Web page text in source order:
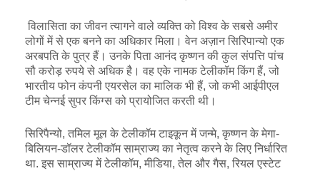
विलासिता का जीवन त्यागने वाले व्यक्ति को विश्व के सबसे अमीर
लोगों में से एक बनने का अधिकार मिला। वेन अज़ान सिरिपान्यो एक
अरबपति के पुत्र हैं। उनके पिता आनंद कृष्णन की कुल संपत्ति पांच
सौ करोड़ रुपये से अधिक है। वह एके नामक टेलीकॉम किंग हैं, जो
भारतीय फोन कंपनी एयरसेल का मालिक भी हैं, जो कभी आईपीएल
टीम चेन्नई सुपर किंग्स को प्रायोजित करती थी।
सिरिपैन्यो, तमिल मूल के टेलीकॉम टाइकून में जन्मे, कृष्णन के मेगा-
बिलियन-डॉलर टेलीकॉम साम्राज्य का नेतृत्व करने के लिए निर्धारित
था. इस साम्राज्य में टेलीकॉम, मीडिया, तेल और गैस, रियल एस्टेट